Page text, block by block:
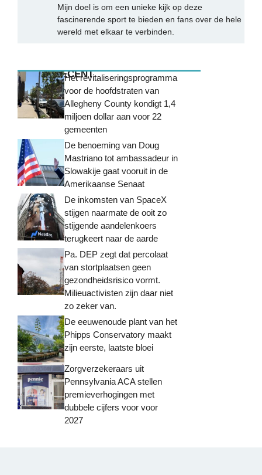
Mijn doel is om een unieke kijk op deze
fascinerende sport te bieden en fans over de hele
wereld met elkaar te verbinden.
MEEST RECENTHet revitaliseringsprogramma
voor de hoofdstraten van
Allegheny County kondigt 1,4
miljoen dollar aan voor 22
gemeenten
De benoeming van Doug
Mastriano tot ambassadeur in
Slowakije gaat vooruit in de
Amerikaanse Senaat
De inkomsten van SpaceX
stijgen naarmate de ooit zo
stijgende aandelenkoers
terugkeert naar de aarde
Pa. DEP zegt dat percolaat
van stortplaatsen geen
gezondheidsrisico vormt.
Milieuactivisten zijn daar niet
zo zeker van.
De eeuwenoude plant van het
Phipps Conservatory maakt
zijn eerste, laatste bloei
Zorgverzekeraars uit
Pennsylvania ACA stellen
premieverhogingen met
dubbele cijfers voor voor
2027